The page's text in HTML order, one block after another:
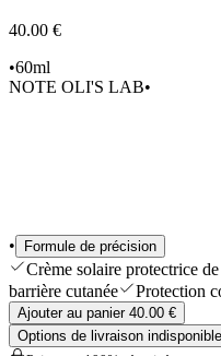
40.00 €
•60ml
NOTE OLI'S LAB•
• Formule de précision
Crème solaire protectrice
barrière cutanée
Protection
Ajouter au panier 40.00 €
Options de livraison